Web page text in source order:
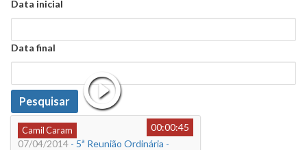
Data
Data inicial
Data
Data final
Data
Pesquisar
Camil Caram
00:00:45
07/04/2014 - 5ª Reunião Ordinária -